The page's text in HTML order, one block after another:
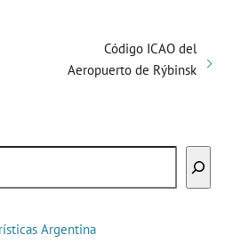
Código ICAO del
Aeropuerto de Rýbinsk
Argentina